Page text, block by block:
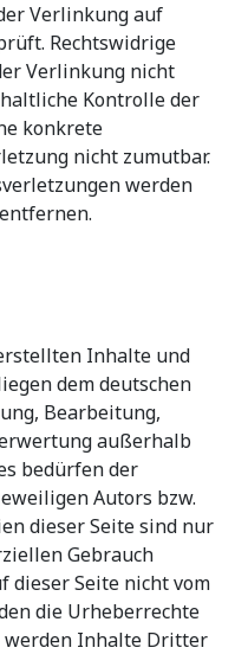
Verlinkung auf
Rechtswidrige
Verlinkung nicht
Kontrolle der
konkrete
nicht zumutbar.
werden
Inhalte und
dem deutschen
Bearbeitung,
außerhalb
bedürfen der
Autors bzw.
dieser Seite sind nur
Gebrauch
dieser Seite nicht vom
die Urheberrechte
werden Inhalte Dritter